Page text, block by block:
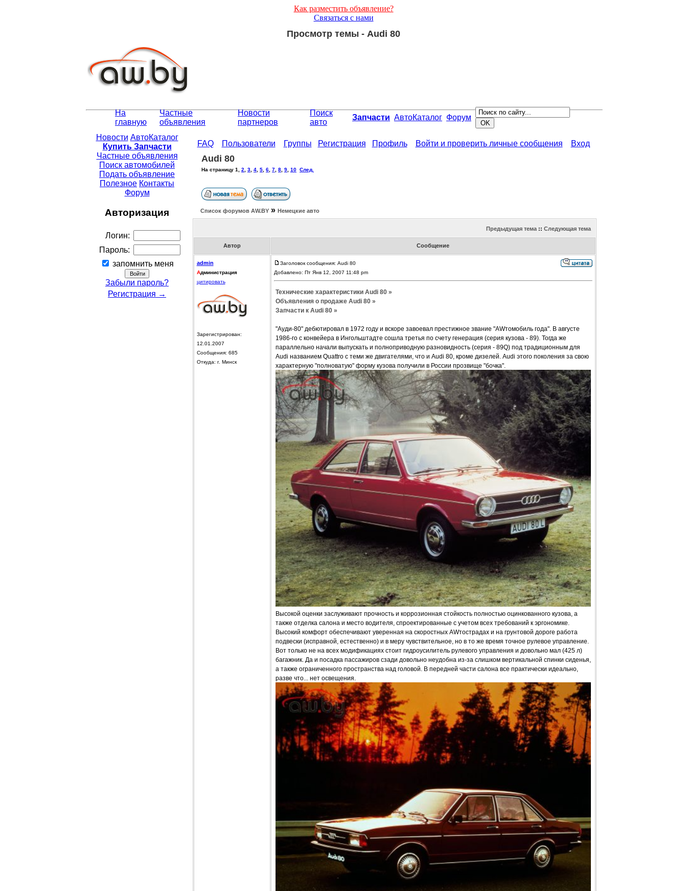
Как разместить объявление?
Связаться с нами
Просмотр темы - Audi 80
На
главную
Частные
объявления
Новости
партнеров
Поиск
авто
Запчасти АвтоКаталог Форум
Новости АвтоКаталог
Купить Запчасти
Частные объявления
Поиск автомобилей
Подать объявление
Полезное Контакты
Форум
Авторизация
Логин:
Пароль:
запомнить меня
Забыли пароль?
Регистрация →
FAQ Пользователи Группы Регистрация Профиль Войти и проверить личные сообщения Вход
Audi 80
На страницу 1 2 3 4 5 6 7 8 9 10 След.
Список форумов АW.BY» Немецкие авто
Предыдущая тема:: Следующая тема
Автор Сообщение
admin
Администрация
цитировать
Зарегистрирован:
12.01.2007
Сообщения: 685
Откуда: г. Минск
Заголовок сообщения: Audi 80
Добавлено: Пт Янв 12, 2007 11:48 pm
Технические характеристики Audi 80 »
Объявления о продаже Audi 80 »
Запчасти к Audi 80 »
"Ауди-80" дебютировал в 1972 году и вскоре завоевал престижное звание "AWтомобиль года". В августе
1986-го с конвейера в Ингольштадте сошла третья по счету генерация (серия кузова - 89). Тогда же
параллельно начали выпускать и полноприводную разновидность (серия - 89Q) под традиционным для
Audi названием Quattro с теми же двигателями, что и Audi 80, кроме дизелей. Audi этого поколения за свою
характерную "полноватую" форму кузова получили в России прозвище "бочка".
Высокой оценки заслуживают прочность и коррозионная стойкость полностью оцинкованного кузова, а
также отделка салона и место водителя, спроектированные с учетом всех требований к эргономике.
Высокий комфорт обеспечивают уверенная на скоростных AWтострадах и на грунтовой дороге работа
подвески (исправной, естественно) и в меру чувствительное, но в то же время точное рулевое управление.
Вот только не на всех модификациях стоит гидроусилитель рулевого управления и довольно мал (425 л)
багажник. Да и посадка пассажиров сзади довольно неудобна из-за слишком вертикальной спинки сиденья,
а также ограниченного пространства над головой. В передней части салона все практически идеально,
разве что... нет освещения.